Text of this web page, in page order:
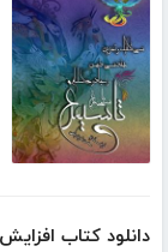
دانلود کتاب